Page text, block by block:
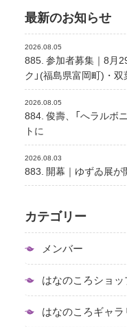
最新のお知らせ
2026.08.05
885. 参加者募集｜8月
ク」(福島県富岡町)・
2026.08.05
884. 俊壽、「へラルボ
トに
2026.08.03
883. 開幕｜ゆずゐ展
カテゴリー
メンバー
はなのころショッ
はなのころギャラ